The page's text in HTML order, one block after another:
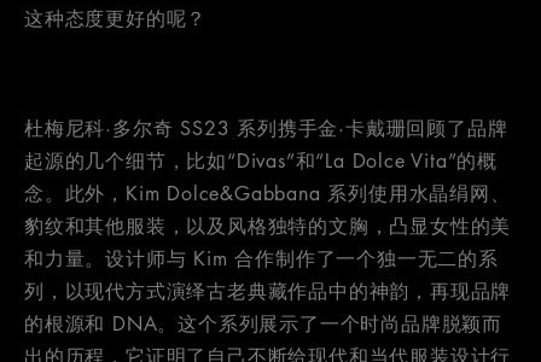
这种态度更好的呢？
杜梅尼科·多尔奇 SS23 系列携手金·卡戴珊回顾了品牌
起源的几个细节，比如“Divas”和“La Dolce Vita”的概
念。此外，Kim Dolce&Gabbana 系列使用水晶绢网、
豹纹和其他服装，以及风格独特的文胸，凸显女性的美
和力量。设计师与 Kim 合作制作了一个独一无二的系
列，以现代方式演绎古老典藏作品中的神韵，再现品牌
的根源和 DNA。这个系列展示了一个时尚品牌脱颖而
出的历程，它证明了自己不断给现代和当代服装设计行